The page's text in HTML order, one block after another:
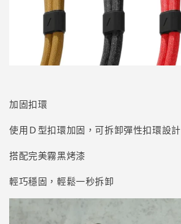
加固扣環
使用Ｄ型扣環加固，可拆卸彈性扣環設計
搭配完美霧黑烤漆
輕巧穩固，輕鬆一秒拆卸